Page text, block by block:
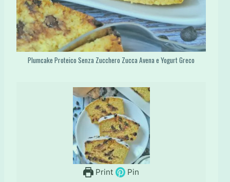
Plumcake Proteico Senza Zucchero Zucca Avena e Yogurt Greco
Print Pin